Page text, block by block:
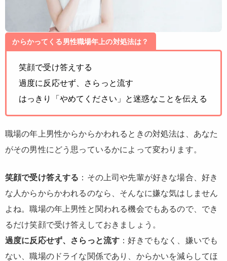
からかってくる男性職場年上の対処法は？
笑顔で受け答えする
過度に反応せず、さらっと流す
はっきり「やめてください」と迷惑なことを伝える
職場の年上男性からからかわれるときの対処法は、あなた
がその男性にどう思っているかによって変わります。
笑顔で受け答えする ：その上司や先輩が好きな場合、好き
な人からからかわれるのなら、そんなに嫌な気はしません
よね。職場の年上男性と関われる機会でもあるので、でき
るだけ笑顔で受け答えしておきましょう。
過度に反応せず、さらっと流す ：好きでもなく、嫌いでも
ない、職場のドライな関係であり、からかいを減らしてほ